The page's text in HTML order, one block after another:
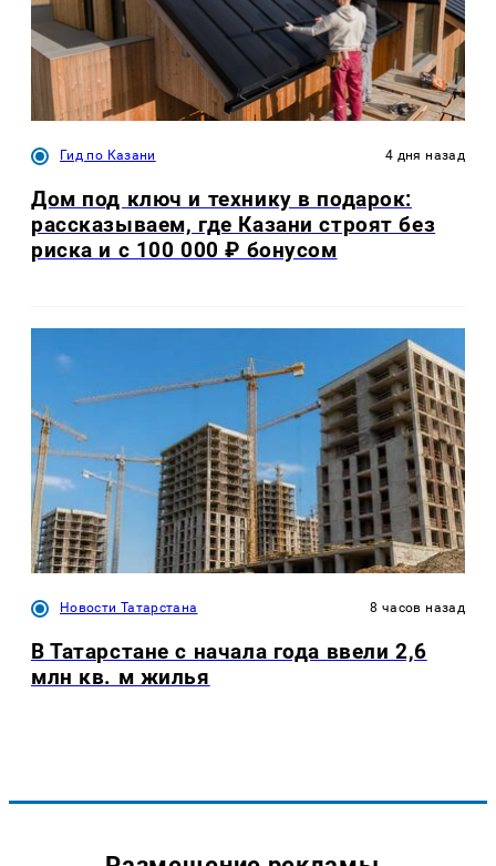
Гид по Казани 4 дня назад
Дом под ключ и технику в подарок:
рассказываем, где Казани строят без
риска и с 100 000 ₽ бонусом
Новости Татарстана 8 часов назад
В Татарстане с начала года ввели 2,6
млн кв. м жилья